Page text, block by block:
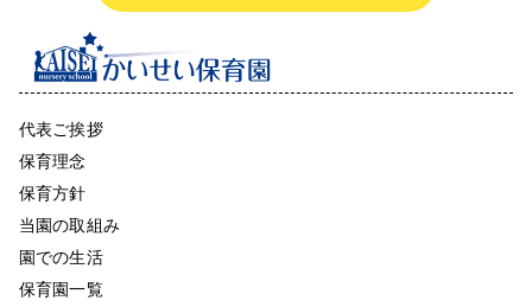
代表ご挨拶
保育理念
保育方針
当園の取組み
園での生活
保育園一覧